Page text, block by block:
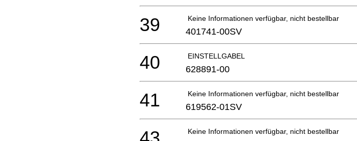
Keine Informationen verfügbar, nicht bestellbar
39 401741-00SV
EINSTELLGABEL
40 628891-00
Keine Informationen verfügbar, nicht bestellbar
41 619562-01SV
Keine Informationen verfügbar, nicht bestellbar